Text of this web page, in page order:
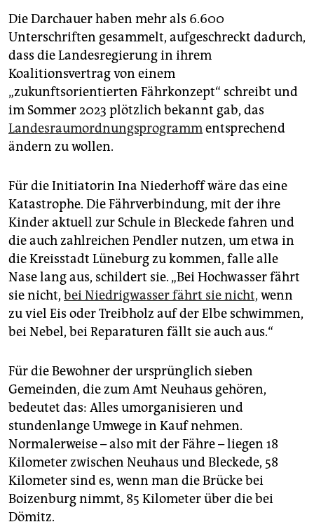
Die Darchauer haben mehr als 6.600
Unterschriften gesammelt, aufgeschreckt dadurch,
dass die Landesregierung in ihrem
Koalitionsvertrag von einem
„zukunftsorientierten Fährkonzept“ schreibt und
im Sommer 2023 plötzlich bekannt gab, das
Landesraumordnungsprogrammentsprechend
ändern zu wollen.
Für die Initiatorin Ina Niederhoff wäre das eine
Katastrophe. Die Fährverbindung, mit der ihre
Kinder aktuell zur Schule in Bleckede fahren und
die auch zahlreichen Pendler nutzen, um etwa in
die Kreisstadt Lüneburg zu kommen, falle alle
Nase lang aus, schildert sie. „Bei Hochwasser fährt
sie nicht, bei Niedrigwasser fährt sie nicht, wenn
zu viel Eis oder Treibholz auf der Elbe schwimmen,
bei Nebel, bei Reparaturen fällt sie auch aus.“
Für die Bewohner der ursprünglich sieben
Gemeinden, die zum Amt Neuhaus gehören,
bedeutet das: Alles umorganisieren und
stundenlange Umwege in Kauf nehmen.
Normalerweise – also mit der Fähre – liegen 18
Kilometer zwischen Neuhaus und Bleckede, 58
Kilometer sind es, wenn man die Brücke bei
Boizenburg nimmt, 85 Kilometer über die bei
Dömitz.